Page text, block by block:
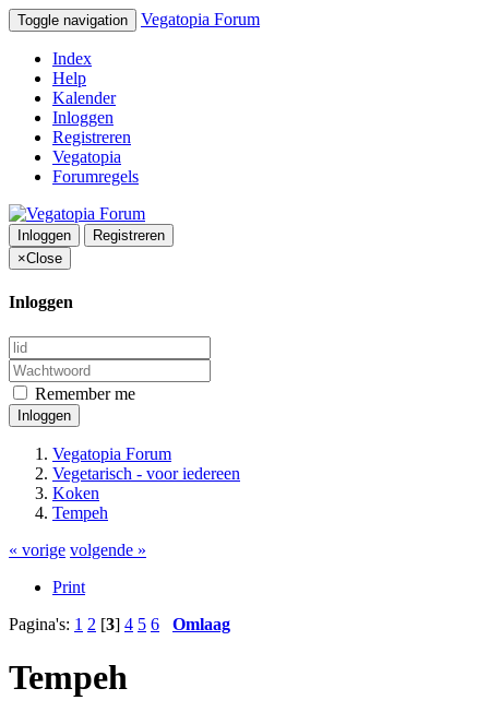
Toggle navigation Vegatopia Forum
Index
Help
Kalender
Inloggen
Registreren
Vegatopia
Forumregels
Inloggen
Registreren
×Close
Inloggen
Remember me
Inloggen
Vegatopia Forum
Vegetarisch - voor iedereen
Koken
Tempeh
« vorige volgende »
Print
Pagina's: 1 2 [3] 4 5 6 Omlaag
Tempeh